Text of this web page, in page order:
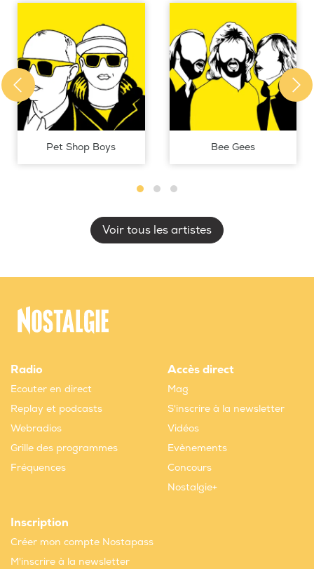
Pet Shop Boys Bee Gees
Voir tous les artistes
Radio
Ecouter en direct
Replay et podcasts
Webradios
Grille des programmes
Fréquences
Accès direct
Mag
S'inscrire à la newsletter
Vidéos
Evènements
Concours
Nostalgie+
Inscription
Créer mon compte Nostapass
M'inscrire à la newsletter